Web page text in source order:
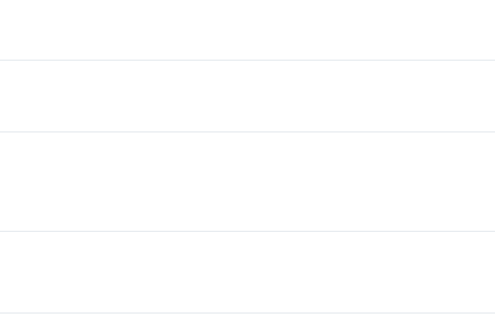
мелких пород, с курицей. Полностью